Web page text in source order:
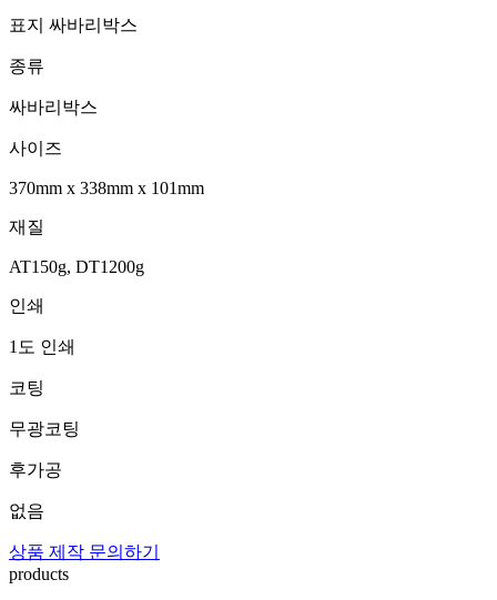
표지 싸바리박스
종류
싸바리박스
사이즈
370mm x 338mm x 101mm
재질
AT150g, DT1200g
인쇄
1도 인쇄
코팅
무광코팅
후가공
없음
상품 제작 문의하기
products